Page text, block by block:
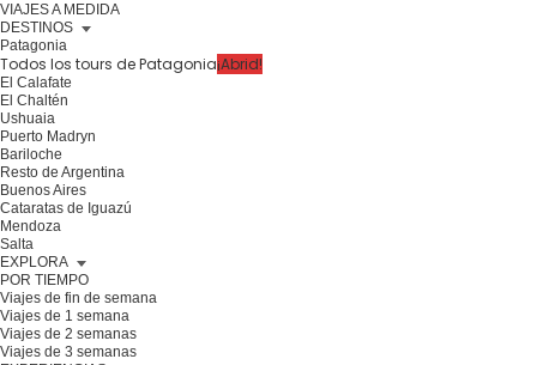
VIAJES A MEDIDA
DESTINOS
Patagonia
Todos los tours de Patagonia¡Abrid!
El Calafate
El Chaltén
Ushuaia
Puerto Madryn
Bariloche
Resto de Argentina
Buenos Aires
Cataratas de Iguazú
Mendoza
Salta
EXPLORA
POR TIEMPO
Viajes de fin de semana
Viajes de 1 semana
Viajes de 2 semanas
Viajes de 3 semanas